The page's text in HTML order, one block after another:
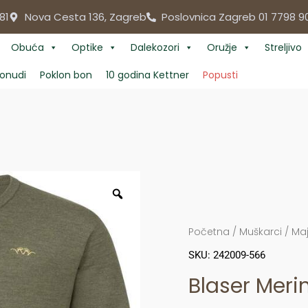
Nova Cesta 136, Zagreb Poslovnica Zagreb 01 7798
Obuća Optike Dalekozori Oružje Streljivo
Poklon bon 10 godina Kettner Popusti
Početna / Muškarci /
SKU: 242009-566
Blaser